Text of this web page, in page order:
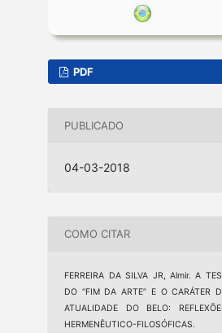
PDF
PUBLICADO
04-03-2018
COMO CITAR
FERREIRA DA SILVA JR, Almir. A
DO “FIM DA ARTE” E O CARÁTER
ATUALIDADE DO BELO:
HERMENÊUTICO-FILOSÓFICAS.